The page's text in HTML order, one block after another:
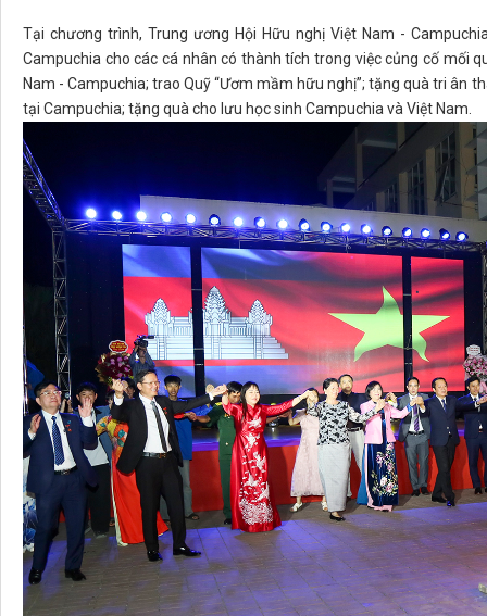
Tại chương trình, Trung ương Hội Hữu nghị Việt Nam -
Campuchia cho các cá nhân có thành tích trong việc củng cố mối
Nam - Campuchia; trao Quỹ “Ươm mầm hữu nghị”; tặng quà tri ân
tại Campuchia; tặng quà cho lưu học sinh Campuchia và Việt Nam.